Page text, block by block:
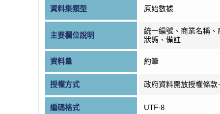
資料集類型 原始數據
主要欄位說明
統一編號、商業名稱、
狀態、備註
資料量 約筆
授權方式 政府資料開放授權條款
編碼格式 UTF-8